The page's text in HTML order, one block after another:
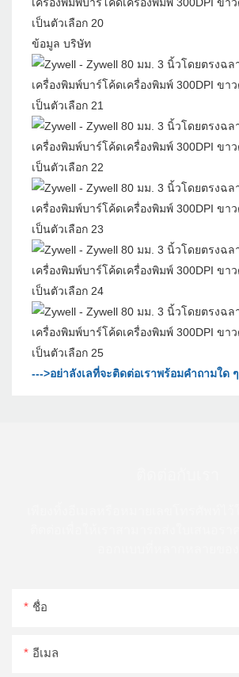
ข้อมูล บริษัท
--->อย่าลังเลที่จะติดต่อเราพร้อมคำถามใด ๆ
ชื่อ
อีเมล